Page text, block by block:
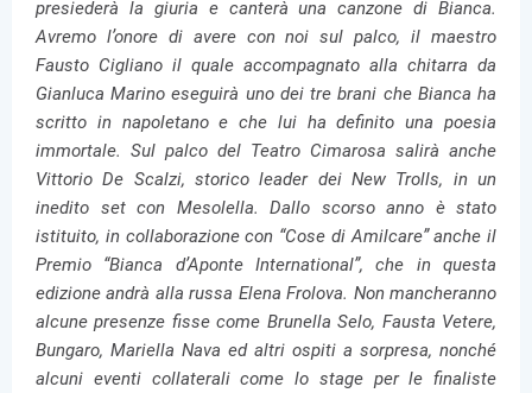
presiederà la giuria e canterà una canzone di Bianca.
Avremo l’onore di avere con noi sul palco, il maestro
Fausto Cigliano il quale accompagnato alla chitarra da
Gianluca Marino eseguirà uno dei tre brani che Bianca ha
scritto in napoletano e che lui ha definito una poesia
immortale. Sul palco del Teatro Cimarosa salirà anche
Vittorio De Scalzi, storico leader dei New Trolls, in un
inedito set con Mesolella. Dallo scorso anno è stato
istituito, in collaborazione con “Cose di Amilcare” anche il
Premio “Bianca d’Aponte International”, che in questa
edizione andrà alla russa Elena Frolova. Non mancheranno
alcune presenze fisse come Brunella Selo, Fausta Vetere,
Bungaro, Mariella Nava ed altri ospiti a sorpresa, nonché
alcuni eventi collaterali come lo stage per le finaliste